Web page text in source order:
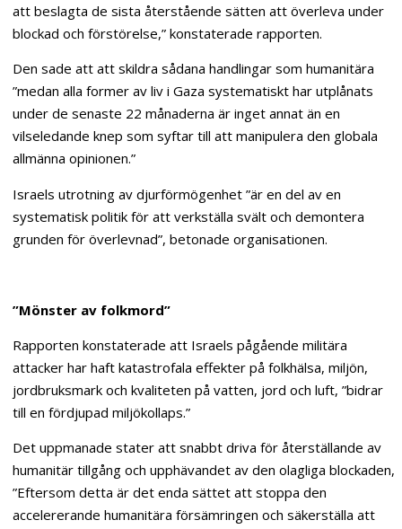
att beslagta de sista återstående sätten att överleva under
blockad och förstörelse,” konstaterade rapporten.
Den sade att att skildra sådana handlingar som humanitära
”medan alla former av liv i Gaza systematiskt har utplånats
under de senaste 22 månaderna är inget annat än en
vilseledande knep som syftar till att manipulera den globala
allmänna opinionen.”
Israels utrotning av djurförmögenhet ”är en del av en
systematisk politik för att verkställa svält och demontera
grunden för överlevnad”, betonade organisationen.
”Mönster av folkmord”
Rapporten konstaterade att Israels pågående militära
attacker har haft katastrofala effekter på folkhälsa, miljön,
jordbruksmark och kvaliteten på vatten, jord och luft, ”bidrar
till en fördjupad miljökollaps.”
Det uppmanade stater att snabbt driva för återställande av
humanitär tillgång och upphävandet av den olagliga blockaden,
”Eftersom detta är det enda sättet att stoppa den
accelererande humanitära försämringen och säkerställa att